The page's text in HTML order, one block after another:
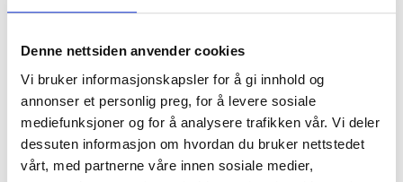
Denne nettsiden anvender cookies
Vi bruker informasjonskapsler for å gi innhold og
annonser et personlig preg, for å levere sosiale
mediefunksjoner og for å analysere trafikken vår. Vi deler
dessuten informasjon om hvordan du bruker nettstedet
vårt, med partnerne våre innen sosiale medier,
Kjøp & Hent i ditt varehus.
LES MER
Andre kunder har også kjøpt